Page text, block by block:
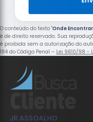
O conteúdo do texto "Onde
é de direito reservado. Sua
é proibida sem a autorização do
184 do Código Penal – Lei 9610/98 -
JR ASSOALHO